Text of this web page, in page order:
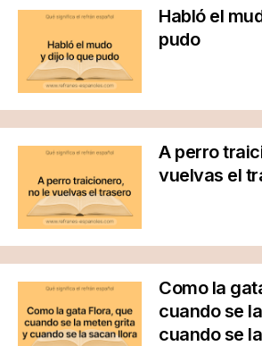
Habló el
pudo
A perro
vuelvas el
Como la
cuando se
cuando se